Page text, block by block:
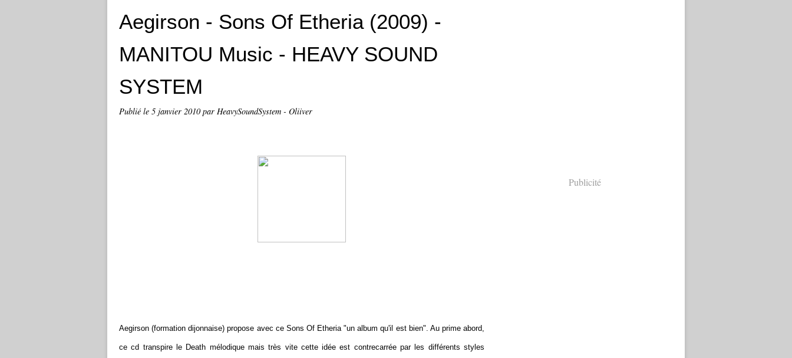
Aegirson - Sons Of Etheria (2009) -
MANITOU Music - HEAVY SOUND
SYSTEM
Publié le 5 janvier 2010par HeavySoundSystem - Oliiver
Aegirson (formation dijonnaise) propose avec ce Sons Of Etheria "un album qu'il est bien". Au prime abord,
ce cd transpire le Death mélodique mais très vite cette idée est contrecarrée par les différents styles
Publicité